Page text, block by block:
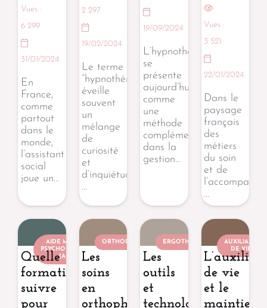
Vues :
6 299
31/01/2024
En
France,
comme
partout
dans le
monde,
l’assistant
social
joue un…
2 297
19/02/2024
Le terme
“hypnothérapie”
éveille
souvent
un
mélange
de
curiosité
et
d’inquiétude.
…
19/09/2024
L’hypnothérapie
se
présente
aujourd’hui
comme
une
méthode
complémentaire
dans la
gestion…
Vues :
3 521
22/01/2024
Dans le
paysage
français
des
métiers
du soin
et de
…
AIDE MÉDICO-
PSYCHOLOGIQUE
(AMP)
Quelle
formation
suivre
pour
ORTHOPHONISTE
Les
soins
en
orthophonie
ERGOTHÉRAPEUTE
Les
outils
et
technologies
AUXILIAIRE
DE VIE
de vie
et le
maintien